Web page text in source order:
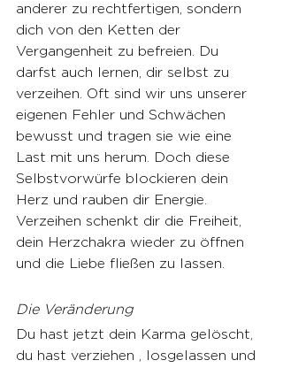
anderer zu rechtfertigen, sondern
dich von den Ketten der
Vergangenheit zu befreien. Du
darfst auch lernen, dir selbst zu
verzeihen. Oft sind wir uns unserer
eigenen Fehler und Schwächen
bewusst und tragen sie wie eine
Last mit uns herum. Doch diese
Selbstvorwürfe blockieren dein
Herz und rauben dir Energie.
Verzeihen schenkt dir die Freiheit,
dein Herzchakra wieder zu öffnen
und die Liebe fließen zu lassen.
Die Veränderung
Du hast jetzt dein Karma gelöscht,
du hast verziehen , losgelassen und